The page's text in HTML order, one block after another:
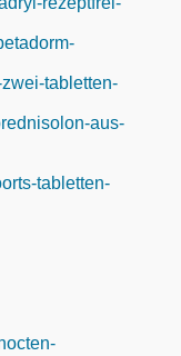
tabletten-
aus-
tabletten-